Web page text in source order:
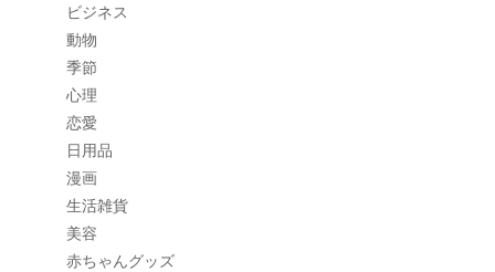
ビジネス
動物
季節
心理
恋愛
日用品
漫画
生活雑貨
美容
赤ちゃんグッズ